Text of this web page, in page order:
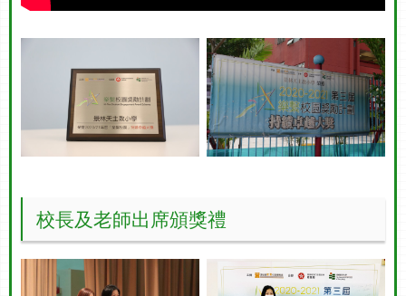
校長及老師出席頒獎禮